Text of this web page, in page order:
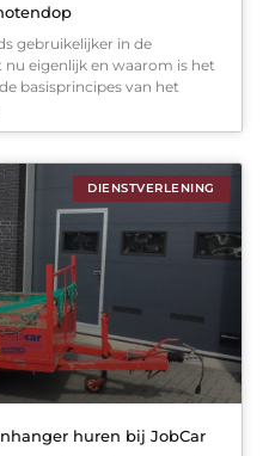
gebruikelijker in de
eigenlijk en waarom is het
basisprincipes van het
DIENSTVERLENING
huren bij JobCar